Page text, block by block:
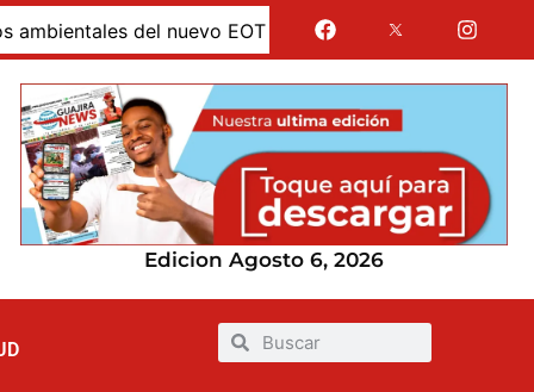
Alcaldía de Uribia verificó situación en Puerto
Edicion Agosto 6, 2026